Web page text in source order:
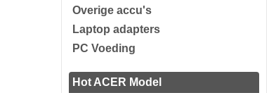
Overige accu's
Laptop adapters
PC Voeding
Hot ACER Model